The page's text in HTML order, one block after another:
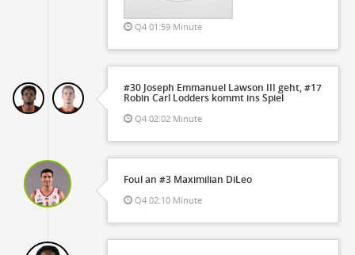
Q4 01:59 Minute
#30 Joseph Emmanuel Lawson III geht, #17
Robin Carl Lodders kommt ins Spiel
Q4 02:02 Minute
Foul an #3 Maximilian DiLeo
Q4 02:10 Minute